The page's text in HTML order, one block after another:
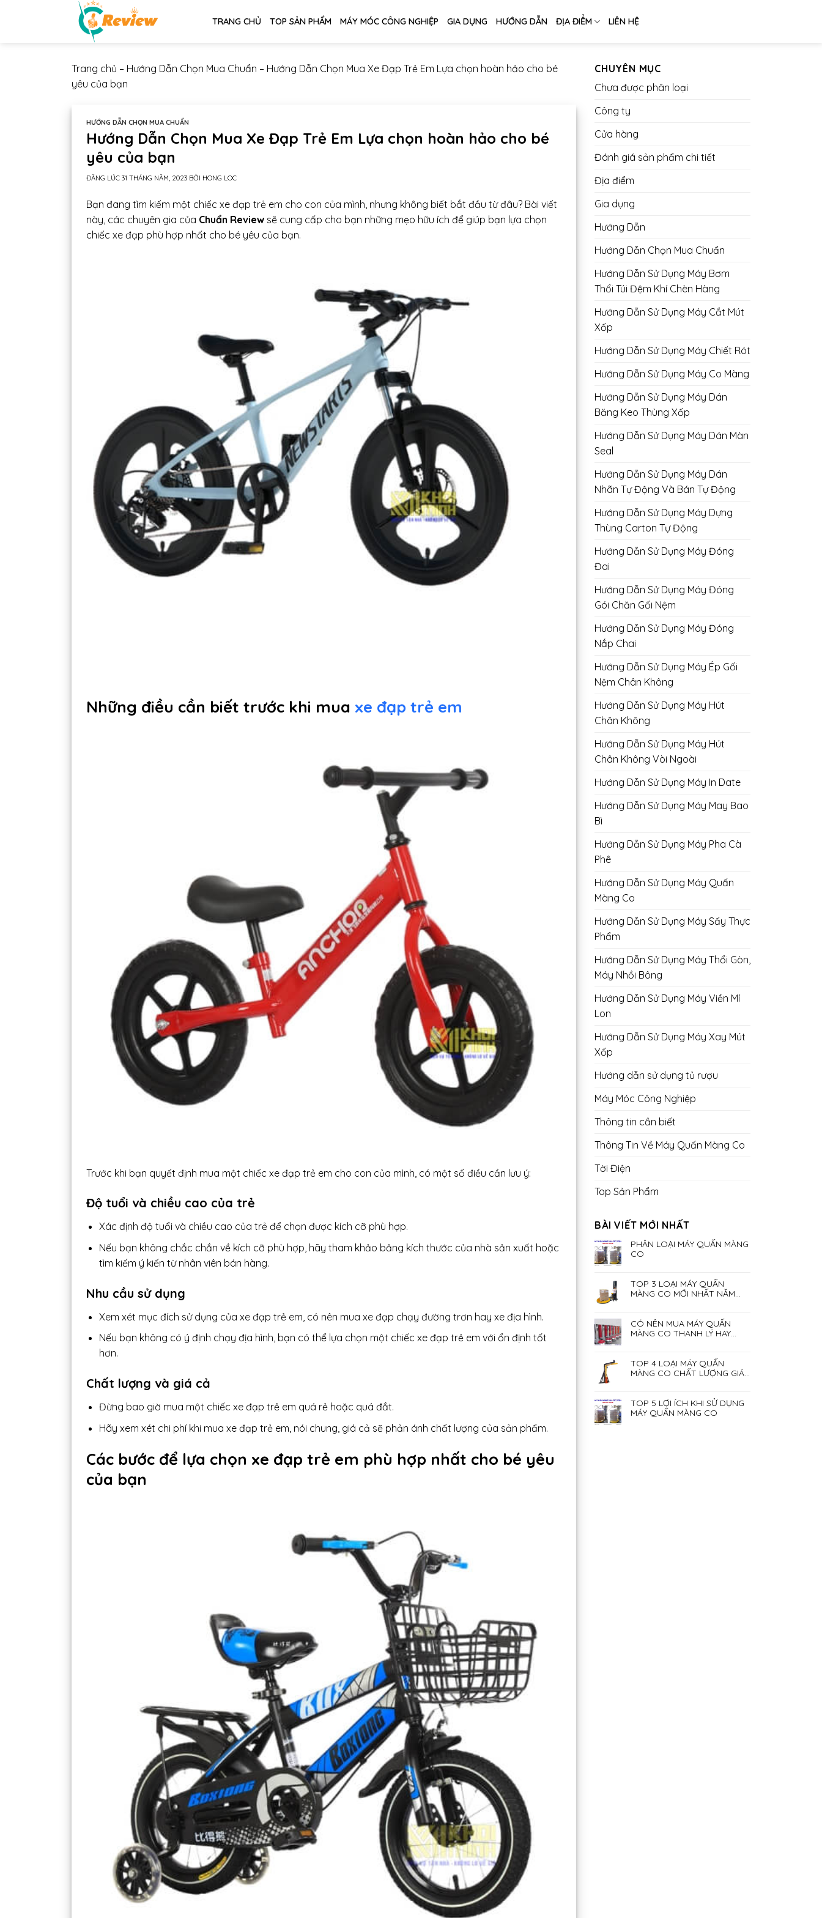
TRANG CHỦ TOP SẢN PHẨM MÁY MÓC CÔNG NGHIỆP GIA DỤNG HƯỚNG DẪN ĐỊA ĐIỂM LIÊN HỆ
Trang chủ – Hướng Dẫn Chọn Mua Chuẩn – Hướng Dẫn Chọn Mua Xe Đạp Trẻ Em Lựa chọn hoàn hảo cho bé
yêu của bạn
HƯỚNG DẪN CHỌN MUA CHUẨN
Hướng Dẫn Chọn Mua Xe Đạp Trẻ Em Lựa chọn hoàn hảo cho bé
yêu của bạn
ĐĂNG LÚC 31 THÁNG NĂM, 2023 BỞI HONG LOC
Bạn đang tìm kiếm một chiếc xe đạp trẻ em cho con của mình, nhưng không biết bắt đầu từ đâu? Bài viết
này, các chuyên gia của Chuẩn Review sẽ cung cấp cho bạn những mẹo hữu ích để giúp bạn lựa chọn
chiếc xe đạp phù hợp nhất cho bé yêu của bạn.
Những điều cần biết trước khi mua xe đạp trẻ em
Trước khi bạn quyết định mua một chiếc xe đạp trẻ em cho con của mình, có một số điều cần lưu ý:
Độ tuổi và chiều cao của trẻ
Xác định độ tuổi và chiều cao của trẻ để chọn được kích cỡ phù hợp.
Nếu bạn không chắc chắn về kích cỡ phù hợp, hãy tham khảo bảng kích thước của nhà sản xuất hoặc
tìm kiếm ý kiến từ nhân viên bán hàng.
Nhu cầu sử dụng
Xem xét mục đích sử dụng của xe đạp trẻ em, có nên mua xe đạp chạy đường trơn hay xe địa hình.
Nếu bạn không có ý định chạy địa hình, bạn có thể lựa chọn một chiếc xe đạp trẻ em với ổn định tốt
hơn.
Chất lượng và giá cả
Đừng bao giờ mua một chiếc xe đạp trẻ em quá rẻ hoặc quá đắt.
Hãy xem xét chi phí khi mua xe đạp trẻ em, nói chung, giá cả sẽ phản ánh chất lượng của sản phẩm.
Các bước để lựa chọn xe đạp trẻ em phù hợp nhất cho bé yêu
của bạn
CHUYÊN MỤC
Chưa được phân loại
Công ty
Cửa hàng
Đánh giá sản phẩm chi tiết
Địa điểm
Gia dụng
Hướng Dẫn
Hướng Dẫn Chọn Mua Chuẩn
Hướng Dẫn Sử Dụng Máy Bơm
Thổi Túi Đệm Khí Chèn Hàng
Hướng Dẫn Sử Dụng Máy Cắt Mút
Xốp
Hướng Dẫn Sử Dụng Máy Chiết Rót
Hướng Dẫn Sử Dụng Máy Co Màng
Hướng Dẫn Sử Dụng Máy Dán
Băng Keo Thùng Xốp
Hướng Dẫn Sử Dụng Máy Dán Màn
Seal
Hướng Dẫn Sử Dụng Máy Dán
Nhãn Tự Động Và Bán Tự Động
Hướng Dẫn Sử Dụng Máy Dựng
Thùng Carton Tự Động
Hướng Dẫn Sử Dụng Máy Đóng
Đai
Hướng Dẫn Sử Dụng Máy Đóng
Gói Chăn Gối Nệm
Hướng Dẫn Sử Dụng Máy Đóng
Nắp Chai
Hướng Dẫn Sử Dụng Máy Ép Gối
Nệm Chân Không
Hướng Dẫn Sử Dụng Máy Hút
Chân Không
Hướng Dẫn Sử Dụng Máy Hút
Chân Không Vòi Ngoài
Hướng Dẫn Sử Dụng Máy In Date
Hướng Dẫn Sử Dụng Máy May Bao
Bì
Hướng Dẫn Sử Dụng Máy Pha Cà
Phê
Hướng Dẫn Sử Dụng Máy Quấn
Màng Co
Hướng Dẫn Sử Dụng Máy Sấy Thực
Phẩm
Hướng Dẫn Sử Dụng Máy Thổi Gòn,
Máy Nhồi Bông
Hướng Dẫn Sử Dụng Máy Viền Mí
Lon
Hướng Dẫn Sử Dụng Máy Xay Mút
Xốp
Hướng dẫn sử dụng tủ rượu
Máy Móc Công Nghiệp
Thông tin cần biết
Thông Tin Về Máy Quấn Màng Co
Tời Điện
Top Sản Phẩm
BÀI VIẾT MỚI NHẤT
PHÂN LOẠI MÁY QUẤN MÀNG
CO
TOP 3 LOẠI MÁY QUẤN
MÀNG CO MỚI NHẤT NĂM
CÓ NÊN MUA MÁY QUẤN
MÀNG CO THANH LÝ HAY
TOP 4 LOẠI MÁY QUẤN
MÀNG CO CHẤT LƯỢNG GIÁ
TOP 5 LỢI ÍCH KHI SỬ DỤNG
MÁY QUẤN MÀNG CO